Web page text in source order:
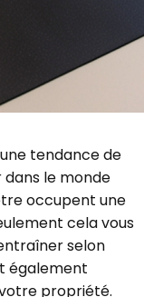
tendance de
dans le monde
occupent une
cela vous
selon
également
propriété.